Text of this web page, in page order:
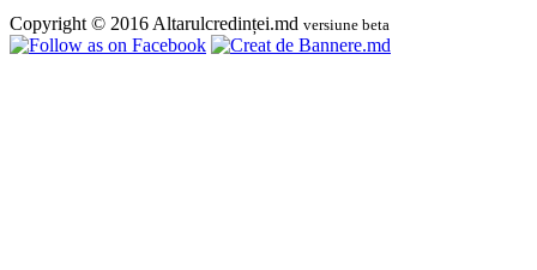
Copyright © 2016 Altarulcredinței.md versiune beta